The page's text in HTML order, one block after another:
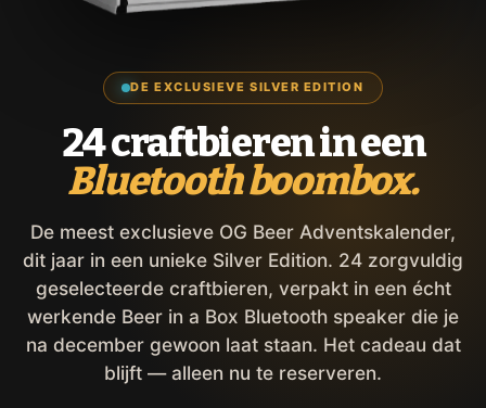
DE EXCLUSIEVE SILVER EDITION
24 craftbieren in een
Bluetooth boombox.
De meest exclusieve OG Beer Adventskalender,
dit jaar in een unieke Silver Edition. 24 zorgvuldig
geselecteerde craftbieren, verpakt in een écht
werkende Beer in a Box Bluetooth speaker die je
na december gewoon laat staan. Het cadeau dat
blijft — alleen nu te reserveren.